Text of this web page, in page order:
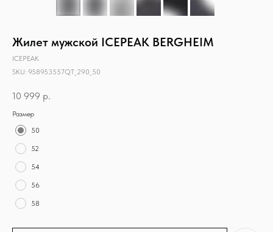
Жилет мужской ICEPEAK BERGHEIM
ICEPEAK
SKU: 958953557QT_290_50
10 999 р.
Размер
50
52
54
56
58